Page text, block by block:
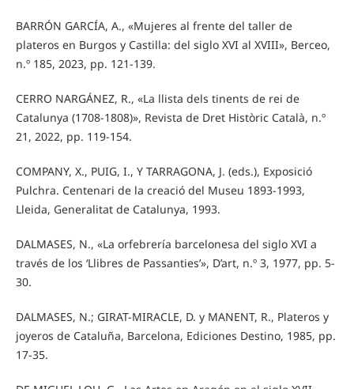
BARRÓN GARCÍA, A., «Mujeres al frente del taller de
plateros en Burgos y Castilla: del siglo XVI al XVIII», Berceo,
n.º 185, 2023, pp. 121-139.
CERRO NARGÁNEZ, R., «La llista dels tinents de rei de
Catalunya (1708-1808)», Revista de Dret Històric Català, n.º
21, 2022, pp. 119-154.
COMPANY, X., PUIG, I., Y TARRAGONA, J. (eds.), Exposició
Pulchra. Centenari de la creació del Museu 1893-1993,
Lleida, Generalitat de Catalunya, 1993.
DALMASES, N., «La orfebrería barcelonesa del siglo XVI a
través de los ‘Llibres de Passanties’», D’art, n.º 3, 1977, pp. 5-
30.
DALMASES, N.; GIRAT-MIRACLE, D. y MANENT, R., Plateros y
joyeros de Cataluña, Barcelona, Ediciones Destino, 1985, pp.
17-35.